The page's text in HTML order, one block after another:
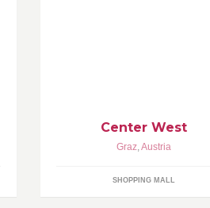
Center West
Graz,Austria
SHOPPING MALL